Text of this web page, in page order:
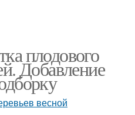
плодового
Добавление